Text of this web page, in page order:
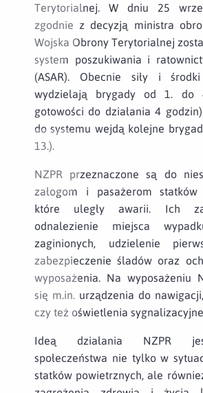
Terytorialnej. W dniu 25
zgodnie z decyzją ministra
Wojska Obrony Terytorialnej
system poszukiwania i
(ASAR). Obecnie siły i
wydzielają brygady od 1. do
gotowości do działania 4
do systemu wejdą kolejne
13.).
NZPR przeznaczone są do
załogom i pasażerom statków
które uległy awarii. Ich
odnalezienie miejsca
zaginionych, udzielenie
zabezpieczenie śladów oraz
wyposażenia. Na wyposażeniu
się m.in. urządzenia do
czy też oświetlenia sygnalizacyjne.
Ideą działania NZPR
społeczeństwa nie tylko w
statków powietrznych, ale